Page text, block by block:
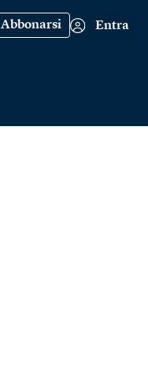
Abbonarsi Entra